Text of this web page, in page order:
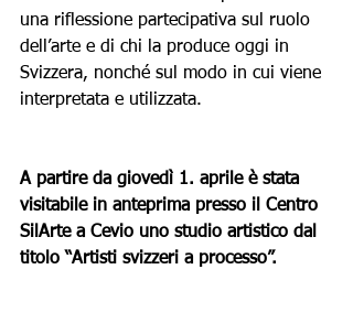
una riflessione partecipativa sul ruolo
dell’arte e di chi la produce oggi in
Svizzera, nonché sul modo in cui viene
interpretata e utilizzata.
A partire da giovedì 1. aprile è stata
visitabile in anteprima presso il Centro
SilArte a Cevio uno studio artistico dal
titolo “Artisti svizzeri a processo”.